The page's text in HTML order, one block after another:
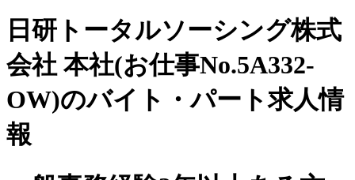
日研トータルソーシング株式
会社 本社(お仕事No.5A332-
OW)のバイト・パート求人情
報